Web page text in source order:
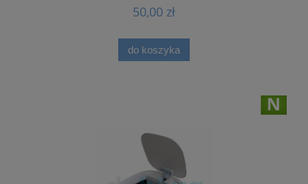
50,00 zł
do koszyka